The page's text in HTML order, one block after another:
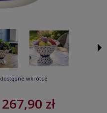
dostępne wkrótce
267,90 zł